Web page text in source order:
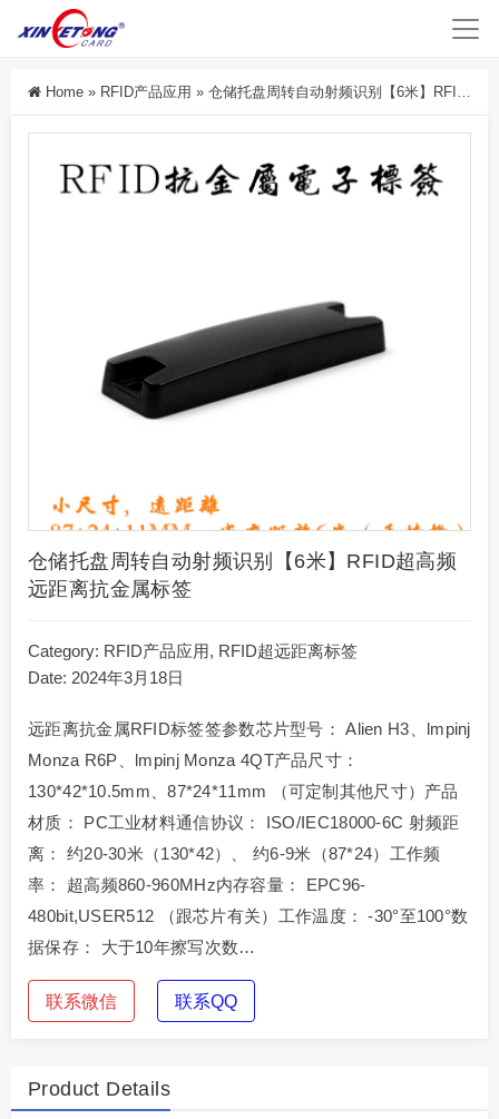
Home » RFID产品应用 » 仓储托盘周转自动射频识别【6米】RFID超高频远距离抗金属标签
仓储托盘周转自动射频识别【6米】RFID超高频
远距离抗金属标签
Category: RFID产品应用, RFID超远距离标签
Date: 2024年3月18日
远距离抗金属RFID标签签参数芯片型号： Alien H3、lmpinj
Monza R6P、lmpinj Monza 4QT产品尺寸：
130*42*10.5mm、87*24*11mm （可定制其他尺寸）产品
材质： PC工业材料通信协议： ISO/IEC18000-6C 射频距
离： 约20-30米（130*42）、 约6-9米（87*24）工作频
率： 超高频860-960MHz内存容量： EPC96-
480bit,USER512 （跟芯片有关）工作温度： -30°至100°数
据保存： 大于10年擦写次数…
联系微信 联系QQ
Product Details